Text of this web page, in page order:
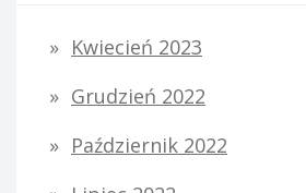
Kwiecień 2023
Grudzień 2022
Październik 2022